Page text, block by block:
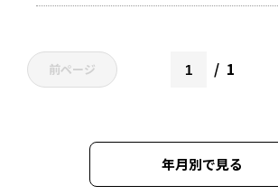
前ページ 1
年月別で見る